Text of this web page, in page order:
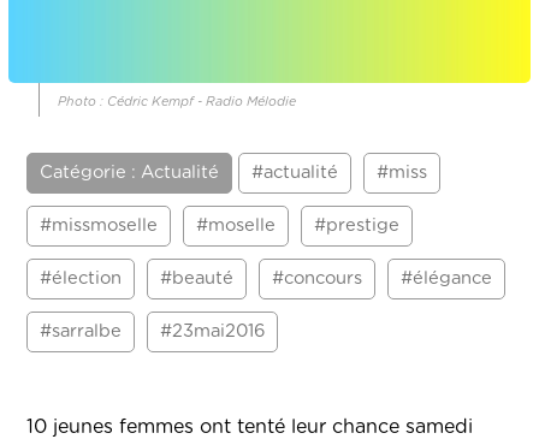
Photo : Cédric Kempf - Radio Mélodie
Catégorie : Actualité #actualité #miss
#missmoselle #moselle #prestige
#élection #beauté #concours #élégance
#sarralbe #23mai2016
10 jeunes femmes ont tenté leur chance samedi